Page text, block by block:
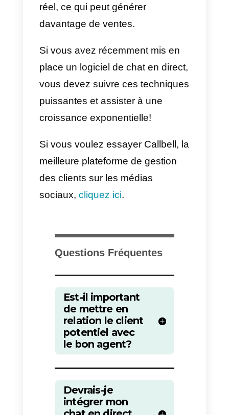
comme des articles de blog, des
blancs. Vous pouvez rendre
équipe de vente plus efficace en
créant une liste de
consommateurs intéressés, puis
en filtrant les pistes non
grâce à un logiciel de gestion des
pistes.
les transcriptions de chat pour
nourrir les prospects. En
extrayant des informations
importantes des transcriptions de
chat, vous pouvez créer un
contenu ciblé qui vous aidera à
conclure davantage de ventes en
clients.